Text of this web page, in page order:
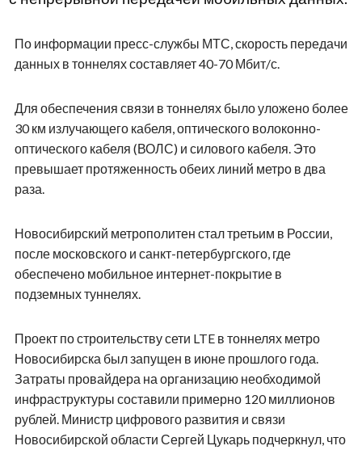
По информации пресс-службы МТС, скорость передачи
данных в тоннелях составляет 40-70 Мбит/с.
Для обеспечения связи в тоннелях было уложено более
30 км излучающего кабеля, оптического волоконно-
оптического кабеля (ВОЛС) и силового кабеля. Это
превышает протяженность обеих линий метро в два
раза.
Новосибирский метрополитен стал третьим в России,
после московского и санкт-петербургского, где
обеспечено мобильное интернет-покрытие в
подземных туннелях.
Проект по строительству сети LTE в тоннелях метро
Новосибирска был запущен в июне прошлого года.
Затраты провайдера на организацию необходимой
инфраструктуры составили примерно 120 миллионов
рублей. Министр цифрового развития и связи
Новосибирской области Сергей Цукарь подчеркнул, что